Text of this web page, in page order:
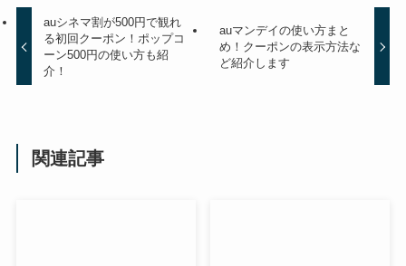
auシネマ割が500円で観れ
る初回クーポン！ポップコ
ーン500円の使い方も紹
介！
auマンデイの使い方まと
め！クーポンの表示方法な
ど紹介します
関連記事